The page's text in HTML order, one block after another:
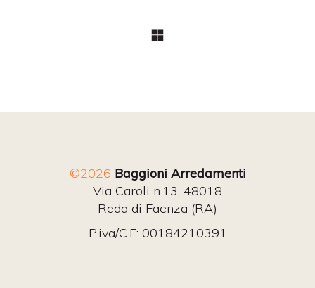
©2026 Baggioni Arredamenti
Via Caroli n.13, 48018
Reda di Faenza (RA)
P.iva/C.F: 00184210391